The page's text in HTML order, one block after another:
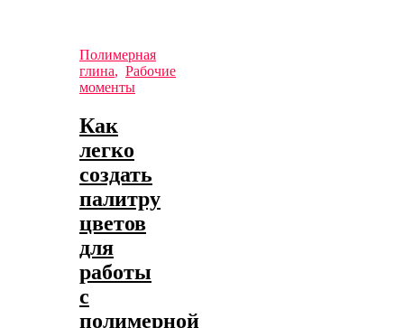
Полимерная
глина, Рабочие
моменты
Как
легко
создать
палитру
цветов
для
работы
с
полимерной